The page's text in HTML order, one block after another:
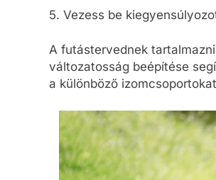
5. Vezess be
A futástervednek
változatosság beépítése
a különböző